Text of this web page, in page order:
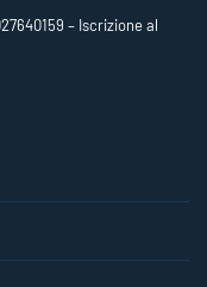
– Iscrizione al